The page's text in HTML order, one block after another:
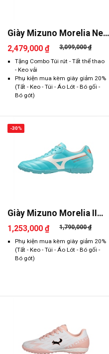
Giày Mizuno Morelia Neo
4 Pr..
2,479,000 ₫ 3,099,000 ₫
Tặng Combo Túi rút - Tất thể thao
- Keo vải
Phụ kiện mua kèm giày giảm 20%
(Tất - Keo - Túi - Áo Lót - Bó gối -
Bó gót)
Giày Mizuno Morelia II
Club ..
1,253,000 ₫ 1,790,000 ₫
-30%
Phụ kiện mua kèm giày giảm 20%
(Tất - Keo - Túi - Áo Lót - Bó gối -
Bó gót)